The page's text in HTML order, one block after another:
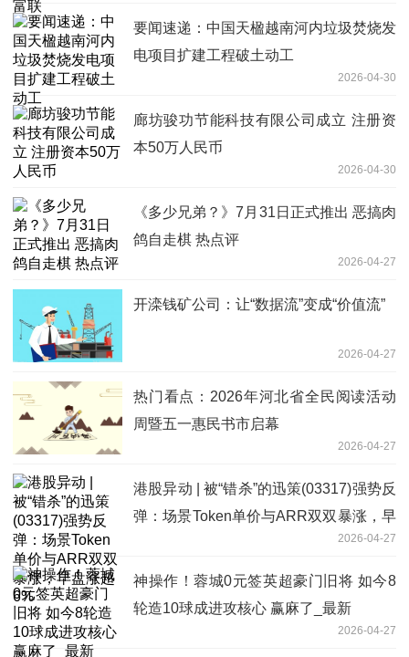
要闻速递：中国天楹越南河内垃圾焚烧发
电项目扩建工程破土动工
2026-04-30
廊坊骏功节能科技有限公司成立 注册资
本50万人民币
2026-04-30
《多少兄弟？》7月31日正式推出 恶搞肉
鸽自走棋 热点评
2026-04-27
开滦钱矿公司：让“数据流”变成“价值流”
2026-04-27
热门看点：2026年河北省全民阅读活动
周暨五一惠民书市启幕
2026-04-27
港股异动 | 被“错杀”的迅策(03317)强势反
弹：场景Token单价与ARR双双暴涨，早
2026-04-27
神操作！蓉城0元签英超豪门旧将 如今8
轮造10球成进攻核心 赢麻了_最新
2026-04-27